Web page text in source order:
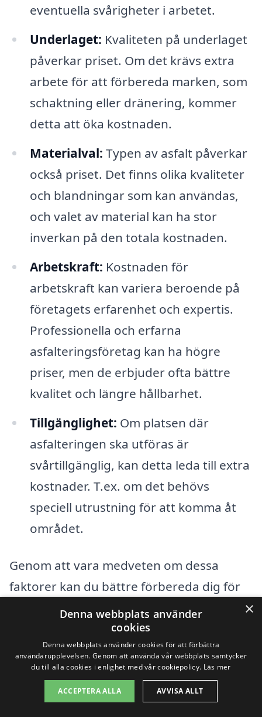
eventuella svårigheter i arbetet.
Underlaget: Kvaliteten på underlaget
påverkar priset. Om det krävs extra
arbete för att förbereda marken, som
schaktning eller dränering, kommer
detta att öka kostnaden.
Materialval: Typen av asfalt påverkar
också priset. Det finns olika kvaliteter
och blandningar som kan användas,
och valet av material kan ha stor
inverkan på den totala kostnaden.
Arbetskraft: Kostnaden för
arbetskraft kan variera beroende på
företagets erfarenhet och expertis.
Professionella och erfarna
asfalteringsföretag kan ha högre
priser, men de erbjuder ofta bättre
kvalitet och längre hållbarhet.
Tillgänglighet: Om platsen där
asfalteringen ska utföras är
svårtillgänglig, kan detta leda till extra
kostnader. T.ex. om det behövs
speciell utrustning för att komma åt
området.
Genom att vara medveten om dessa
faktorer kan du bättre förbereda dig för
kostnaden av asfaltering i Vibyäng. Det
rekommenderas att du inhämtar flera
offerter från olika företag för att få en
uppfattning om vad priserna ligger på. Att
jämföra olika alternativ kan hjälpa dig att
×
Denna webbplats använder
cookies
Denna webbplats använder cookies för att förbättra
användarupplevelsen. Genom att använda vår webbplats samtycker
du till alla cookies i enlighet med vår cookiepolicy. Läs mer
ACCEPTERA ALLA AVVISA ALLT